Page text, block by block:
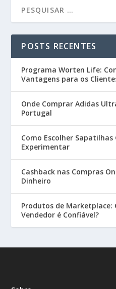
POSTS RECENTES
Programa Worten Life:
Vantagens para os
Onde Comprar Adidas
Portugal
Como Escolher Sapatilhas
Experimentar
Cashback nas Compras
Dinheiro
Produtos de Marketplace:
Vendedor é Confiável?